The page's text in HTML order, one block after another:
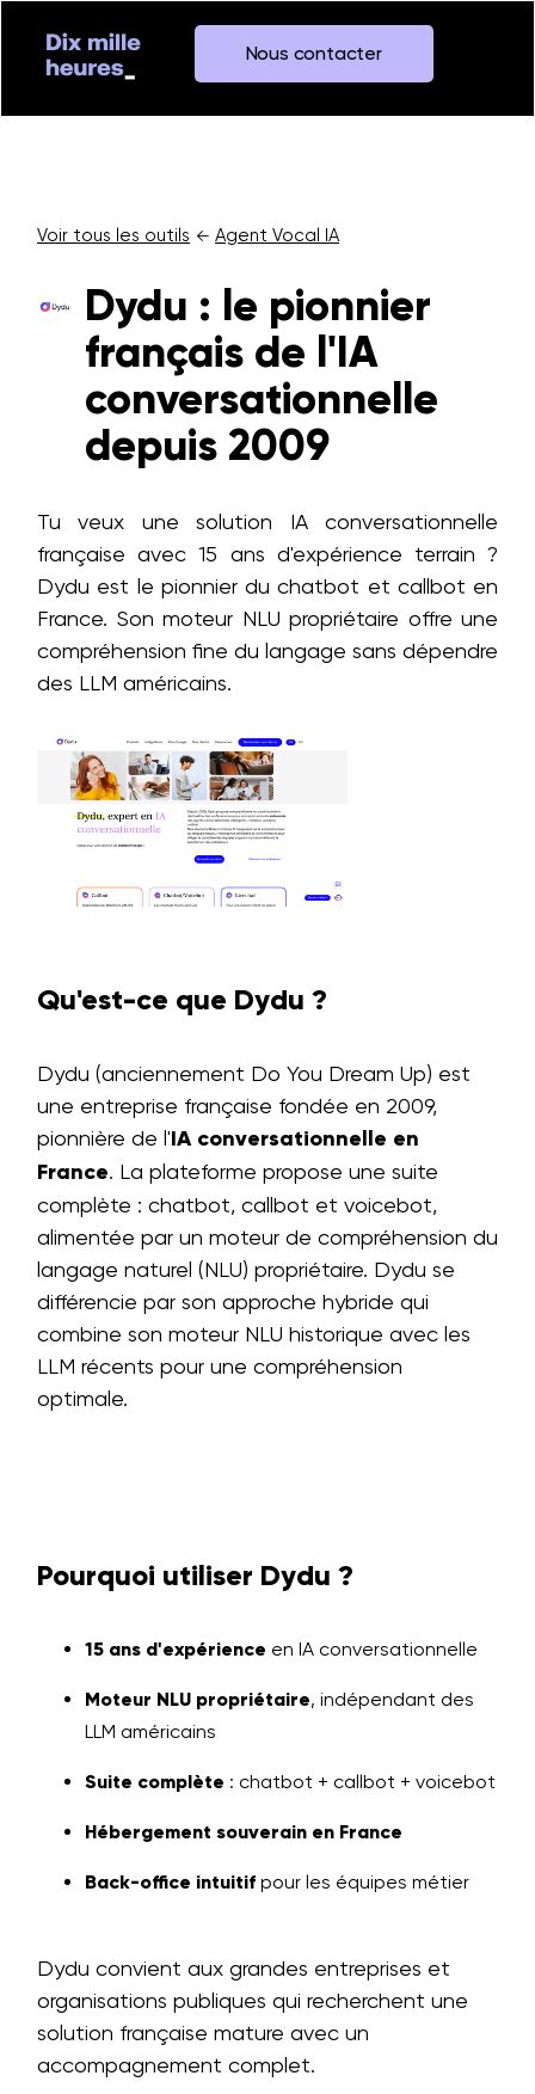
Nous contacter
Voir tous les outils ← Agent Vocal IA
Dydu : le pionnier
français de l'IA
conversationnelle
depuis 2009
Tu veux une solution IA conversationnelle
française avec 15 ans d'expérience terrain ?
Dydu est le pionnier du chatbot et callbot en
France. Son moteur NLU propriétaire offre une
compréhension fine du langage sans dépendre
des LLM américains.
Qu'est-ce que Dydu ?
Dydu (anciennement Do You Dream Up) est
une entreprise française fondée en 2009,
pionnière de l'IA conversationnelle en
France. La plateforme propose une suite
complète : chatbot, callbot et voicebot,
alimentée par un moteur de compréhension du
langage naturel (NLU) propriétaire. Dydu se
différencie par son approche hybride qui
combine son moteur NLU historique avec les
LLM récents pour une compréhension
optimale.
Pourquoi utiliser Dydu ?
15 ans d'expérience en IA conversationnelle
Moteur NLU propriétaire, indépendant des
LLM américains
Suite complète : chatbot + callbot + voicebot
Hébergement souverain en France
Back-office intuitif pour les équipes métier
Dydu convient aux grandes entreprises et
organisations publiques qui recherchent une
solution française mature avec un
accompagnement complet.